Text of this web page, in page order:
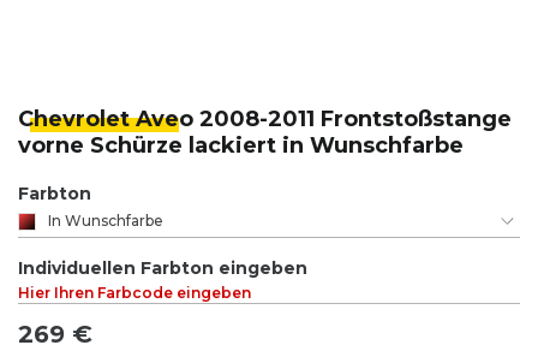
Chevrolet Aveo 2008-2011 Frontstoßstange
vorne Schürze lackiert in Wunschfarbe
Farbton
In Wunschfarbe
Individuellen Farbton eingeben
Hier Ihren Farbcode eingeben
269 €